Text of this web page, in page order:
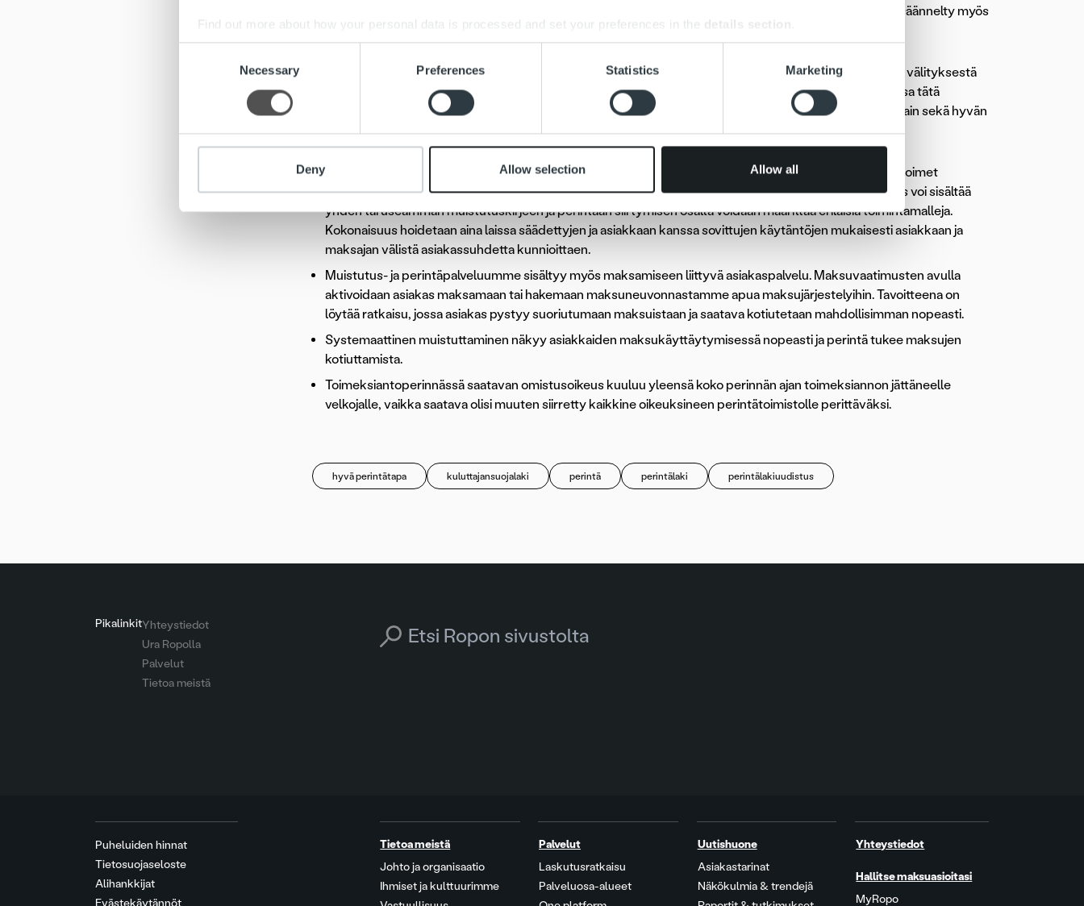
Find out more about how your personal data is processed and set your preferences in the details section
We use cookies to personalise content and ads, to provide social media features and to analyse our traffic. We also share
other information that you’ve provided to them or that they’ve collected from your use of their services.
Necessary Preferences Statistics Marketing
Deny Allow selection Allow all
yksityiskohtaista sääntelyä perintäkuluista vain kuluttajasaatavien osalta. 1.1.2021 lähtien kulutasot on säännelty myös
muiden kuin kuluttajasaatavien perintäkulujen osalta.
laskun elinkaaripalveluiden tarjoaja
, jonka palvelukokonaisuus kattaa koko prosessin laskujen välityksestä
automatisoituun reskontravalvontaan sekä saatavien hallintaan. Muistutus- ja perintäpalvelut ovat yksi osa tätä
kokonaisuutta. Huolehdimme perinnästä toimeksiantajiemme asiamiehenä ja olemme vastuussa perintälain sekä hyvän
perintätavan mukaisesta huolellisesta, ammattitaitoisesta ja tehokkaasta palvelusta.
Automatisoitu reskontravalvonta minimoi tilityksiin liittyvän manuaalisen työn ja käynnistää muistutustoimet
systemaattisesti. Muistutus- ja perintäprosessi määritellään asiakkaan tarpeiden mukaan. Kokonaisuus voi sisältää
yhden tai useamman muistutuskirjeen ja perintään siirtymisen osalta voidaan määrittää erilaisia toimintamalleja.
Kokonaisuus hoidetaan aina laissa säädettyjen ja asiakkaan kanssa sovittujen käytäntöjen mukaisesti asiakkaan ja
maksajan välistä asiakassuhdetta kunnioittaen.
Muistutus- ja perintäpalveluumme sisältyy myös maksamiseen liittyvä asiakaspalvelu. Maksuvaatimusten avulla
aktivoidaan asiakas maksamaan tai hakemaan maksuneuvonnastamme apua maksujärjestelyihin. Tavoitteena on
löytää ratkaisu, jossa asiakas pystyy suoriutumaan maksuistaan ja saatava kotiutetaan mahdollisimman nopeasti.
Systemaattinen muistuttaminen näkyy asiakkaiden maksukäyttäytymisessä nopeasti ja perintä tukee maksujen
kotiuttamista.
Toimeksiantoperinnässä saatavan omistusoikeus kuuluu yleensä koko perinnän ajan toimeksiannon jättäneelle
velkojalle, vaikka saatava olisi muuten siirretty kaikkine oikeuksineen perintätoimistolle perittäväksi.
hyvä perintätapa kuluttajansuojalaki perintä perintälaki perintälakiuudistus
PikalinkitYhteystiedot
Ura Ropolla
Palvelut
Tietoa meistä
Search for:
Puheluiden hinnat
Tietosuojaseloste
Alihankkijat
Evästekäytännöt
Tietoa meistä
Johto ja organisaatio
Ihmiset ja kulttuurimme
Palvelut
Laskutusratkaisu
Palveluosa-alueet
Uutishuone
Asiakastarinat
Näkökulmia & trendejä
Yhteystiedot
Hallitse maksuasioitasi
MyRopo